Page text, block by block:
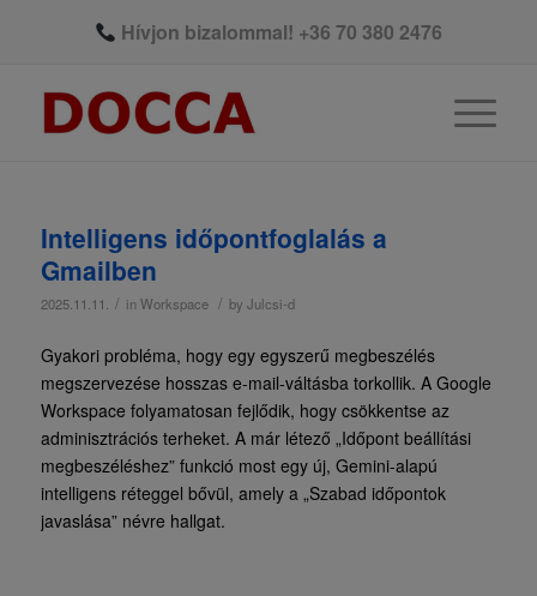
Hívjon bizalommal! +36 70 380 2476
Intelligens időpontfoglalás a
Gmailben
2025.11.11. / inWorkspace / by Julcsi-d
Gyakori probléma, hogy egy egyszerű megbeszélés
megszervezése hosszas e-mail-váltásba torkollik. A Google
Workspace folyamatosan fejlődik, hogy csökkentse az
adminisztrációs terheket. A már létező „Időpont beállítási
megbeszéléshez” funkció most egy új, Gemini-alapú
intelligens réteggel bővül, amely a „Szabad időpontok
javaslása” névre hallgat.